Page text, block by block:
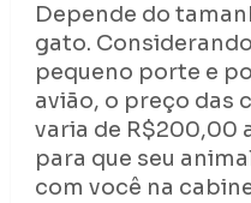
Depende do
gato.
pequeno porte e
avião, o preço das
varia de R$200,00
para que seu
com você na